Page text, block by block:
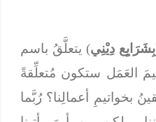
دِيْنِي) يتعلَّقُ باسم
العَمَل ستكون مُتعلِّقةً
بخواتيمِ أعمالِنا؟ رُبَّما